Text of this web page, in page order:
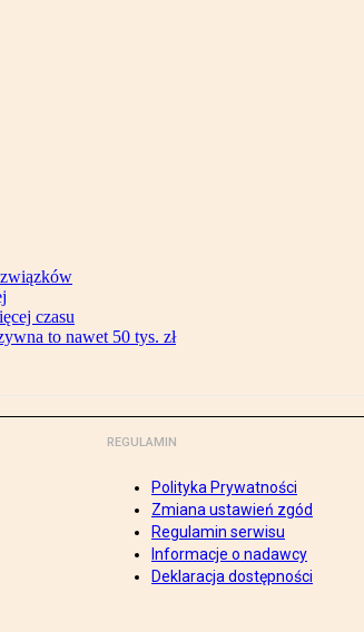
czasu
to nawet 50 tys. zł
REGULAMIN
Polityka Prywatności
Zmiana ustawień zgód
Regulamin serwisu
Informacje o nadawcy
Deklaracja dostępności